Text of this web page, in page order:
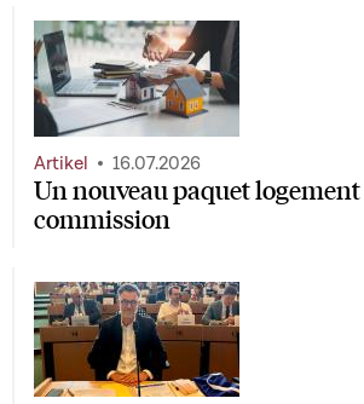
Un nouveau paquet
commission
Artikel 16.07.2026